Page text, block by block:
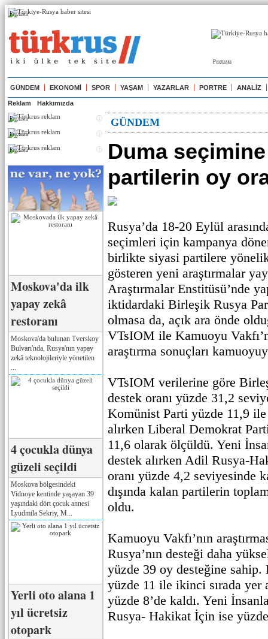
Реклама
Реклама
GÜNDEM EKONOMİ SPOR YAŞAM YAZARLAR PORTRE ANALİZ
Reklam Hakkımızda
Реклама
Реклама
Реклама
Moskova'da ilk
yapay zekâ
restoranı
Moskova'da bulunan Tverskoy
Bulvarı'nda, Rusya'nın yapay
zekâ teknolojileriyle yönetilen
4 çocukla dünya
güzeli seçildi
Moskova bölgesindeki
Vidnoye kentinde yaşayan 39
yaşındaki dört çocuk annesi
Lyudmila Sekriy, M...
Yerli oto alana 1
yıl ücretsiz
otopark
GÜNDEM
Duma
partilerin oy
Rusya’da 18-20 Eylül
seçimleri için kampanya
birlikte siyasi partilere
gösteren yeni araştırmalar
Araştırmalar Enstitüsü’nde
iktidardaki Birleşik Rusya
olmasa da, açık ara önde
VTsIOM ile Kamuoyu
araştırma sonuçları
VTsIOM verilerine göre
destek oranı yüzde 31,2
Komünist Parti yüzde 11,9
alırken Liberal Demokrat
11,6 olarak ölçüldü. Yeni
destek alırken Adil Rusya-
oranı yüzde 4,2 seviyesinde
dışında kalan partilerin
oldu.
Kamuoyu Vakfı’nın
Rusya’nın desteği daha
yüzde 39 oy desteğine
yüzde 11 ile ikinci sırada yer
yüzde 8’de kaldı. Yeni
Rusya- Hakikat İçin ise